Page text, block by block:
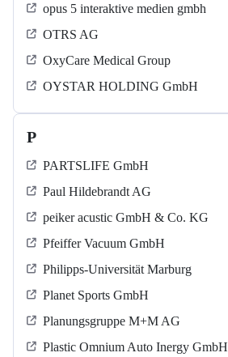
opus 5 interaktive medien gmbh
OTRS AG
OxyCare Medical Group
OYSTAR HOLDING GmbH
P
PARTSLIFE GmbH
Paul Hildebrandt AG
peiker acustic GmbH & Co. KG
Pfeiffer Vacuum GmbH
Philipps-Universität Marburg
Planet Sports GmbH
Planungsgruppe M+M AG
Plastic Omnium Auto Inergy GmbH